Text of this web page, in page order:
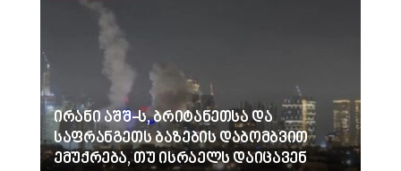
ირანი აშშ-ს, ბრიტანეთსა და
საფრანგეთს ბაზების დაბომბვით
ემუქრება, თუ ისრაელს დაიცავენ